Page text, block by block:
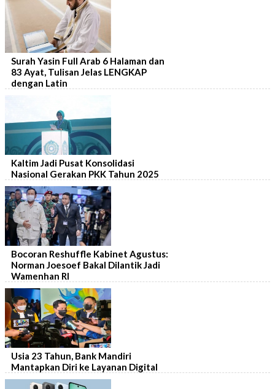
Surah Yasin Full Arab 6 Halaman dan
83 Ayat, Tulisan Jelas LENGKAP
dengan Latin
Kaltim Jadi Pusat Konsolidasi
Nasional Gerakan PKK Tahun 2025
Bocoran Reshuffle Kabinet Agustus:
Norman Joesoef Bakal Dilantik Jadi
Wamenhan RI
Usia 23 Tahun, Bank Mandiri
Mantapkan Diri ke Layanan Digital